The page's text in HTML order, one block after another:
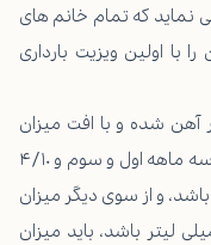
نماید که تمام خانم های
روز آهن را با اولین ویزیت بارداری
آهن شده و با افت میزان
هموگلوبین به زیر ۱۱ گرم بر دسی لیتر برای سه ماهه اول و سوم و ۴/۱۰
و از سوی دیگر میزان
از ۴۰ نانوگرم بر میلی لیتر باشد، باید میزان